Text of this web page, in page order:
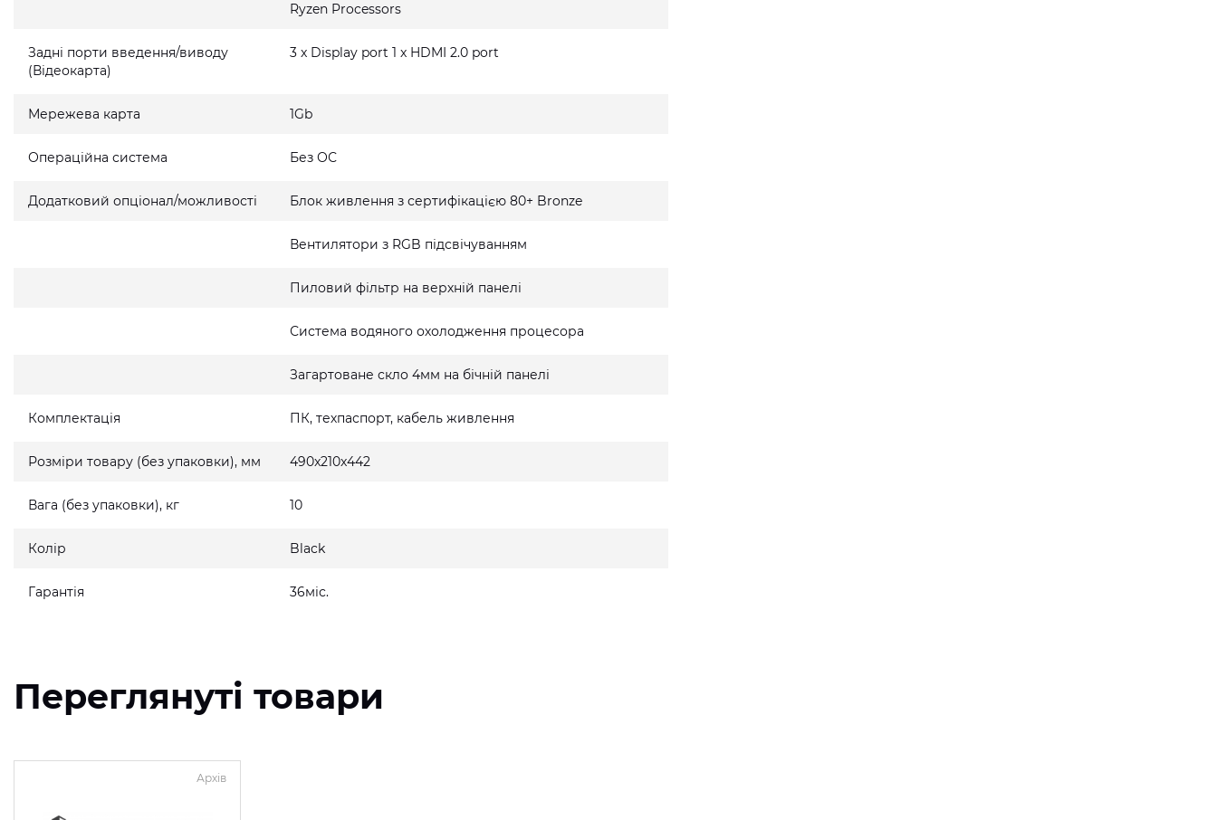
Ryzen Processors
Задні порти введення/виводу
(Відеокарта)
3 x Display port 1 x HDMI 2.0 port
Мережева карта 1Gb
Операційна система Без ОС
Додатковий опціонал/можливості Блок живлення з сертифікацією 80+ Bronze
Вентилятори з RGB підсвічуванням
Пиловий фільтр на верхній панелі
Система водяного охолодження процесора
Загартоване скло 4мм на бічній панелі
Комплектація ПК, техпаспорт, кабель живлення
Розміри товару (без упаковки), мм 490x210x442
Вага (без упаковки), кг 10
Колір Black
Гарантія 36міс.
Переглянуті товари
Архів